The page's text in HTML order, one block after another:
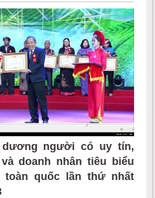
dương người có uy tín,
doanh nhân tiêu biểu
quốc lần thứ nhất